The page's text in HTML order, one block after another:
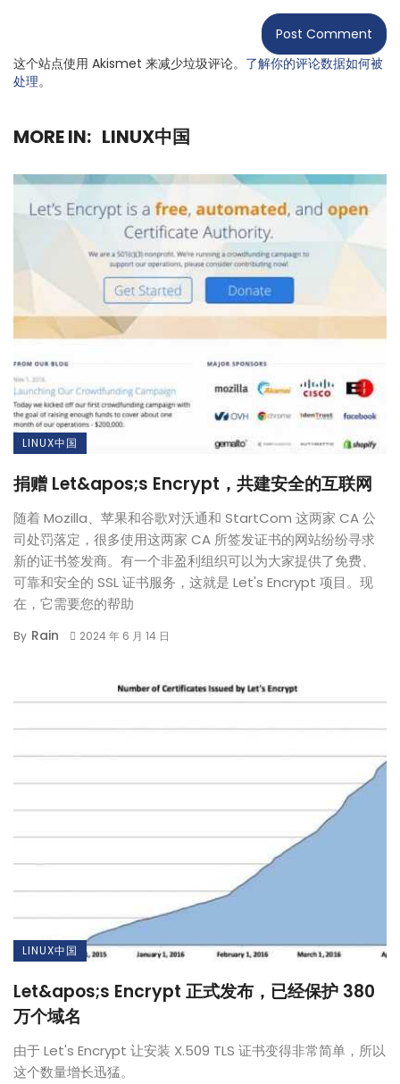
这个站点使用 Akismet 来减少垃圾评论。 了解你的评论数据如何被
处理。
MORE IN: LINUX中国
LINUX中国
捐赠 Let&apos;s Encrypt，共建安全的互联网
随着 Mozilla、苹果和谷歌对沃通和 StartCom 这两家 CA 公
司处罚落定，很多使用这两家 CA 所签发证书的网站纷纷寻求
新的证书签发商。有一个非盈利组织可以为大家提供了免费、
可靠和安全的 SSL 证书服务，这就是 Let's Encrypt 项目。现
在，它需要您的帮助
By Rain 2024 年 6 月 14 日
LINUX中国
Let&apos;s Encrypt 正式发布，已经保护 380
万个域名
由于 Let's Encrypt 让安装 X.509 TLS 证书变得非常简单，所以
这个数量增长迅猛。